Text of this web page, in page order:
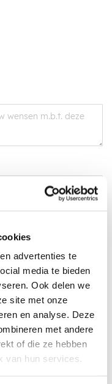
advertenties te
media te bieden
Ook delen we
site met onze
en analyse. Deze
met andere
of die ze hebben
van hun services.